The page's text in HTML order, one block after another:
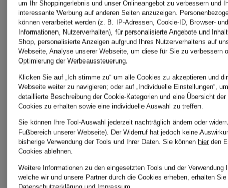
BOVIVA
T-Shirt
39,95 €
BOVIVA
T-Shirt
mit
39,95 €
um Ihr Shoppingerlebnis und unser Onlineangebot zu verbessern und
interessante Werbung auf anderen Seiten anzuzeigen.
können verarbeitet werden (z. B. IP-Adressen, Cookie-ID, Browser-
Informationen, Nutzerverhalten), für personalisierte Angebote und
Shop, personalisierte Anzeigen aufgrund Ihres Nutzerverhaltens auf
Webseite, Analyse unserer Webseite, um diese für Sie zu verbessern
Optimierung der Werbeaussteuerung.
Klicken Sie auf „Ich stimme zu“ um alle Cookies zu akzeptieren und
Webseite weiter zu navigieren; oder auf „Individuelle Einstellungen“,
detaillierte Beschreibung der Cookie-Kategorien und eine Übersicht
Cookies zu erhalten sowie eine individuelle Auswahl zu treffen.
Sie können Ihre Tool-Auswahl jederzeit nachträglich ändern oder
Fußbereich unserer Webseite). Der Widerruf hat jedoch keine
bisherige Verwendung der Tools und Ihrer Daten. Sie können hier den
Cookies ablehnen.
Weitere Informationen zu den eingesetzten Tools und der Verwendung
welche wir und unsere Partner durch die Cookies erheben, erhalten